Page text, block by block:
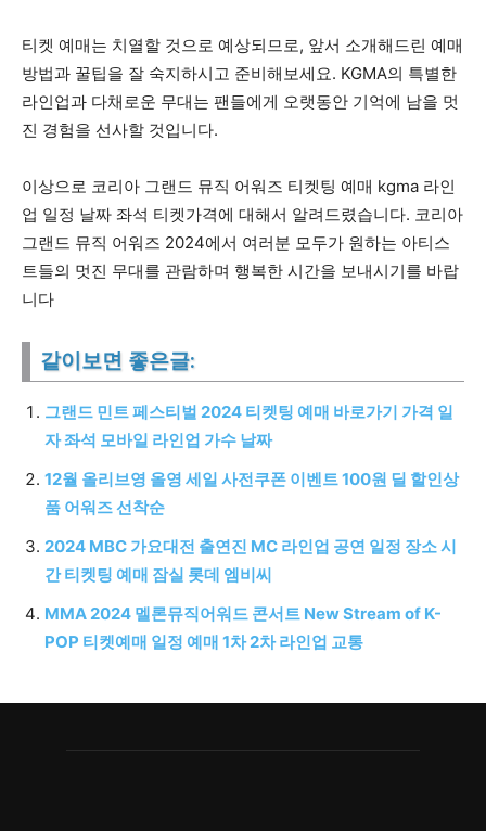
티켓 예매는 치열할 것으로 예상되므로, 앞서 소개해드린 예매
방법과 꿀팁을 잘 숙지하시고 준비해보세요. KGMA의 특별한
라인업과 다채로운 무대는 팬들에게 오랫동안 기억에 남을 멋
진 경험을 선사할 것입니다.
이상으로 코리아 그랜드 뮤직 어워즈 티켓팅 예매 kgma 라인
업 일정 날짜 좌석 티켓가격에 대해서 알려드렸습니다. 코리아
그랜드 뮤직 어워즈 2024에서 여러분 모두가 원하는 아티스
트들의 멋진 무대를 관람하며 행복한 시간을 보내시기를 바랍
니다
같이보면 좋은글:
그랜드 민트 페스티벌 2024 티켓팅 예매 바로가기 가격 일
자 좌석 모바일 라인업 가수 날짜
12월 올리브영 올영 세일 사전쿠폰 이벤트 100원 딜 할인상
품 어워즈 선착순
2024 MBC 가요대전 출연진 MC 라인업 공연 일정 장소 시
간 티켓팅 예매 잠실 롯데 엠비씨
MMA 2024 멜론뮤직어워드 콘서트 New Stream of K-
POP 티켓예매 일정 예매 1차 2차 라인업 교통